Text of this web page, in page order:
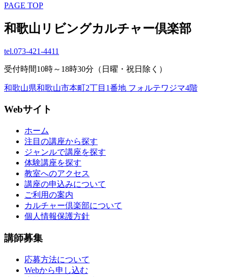
PAGE TOP
和歌山リビングカルチャー倶楽部
tel.073-421-4411
受付時間10時～18時30分（日曜・祝日除く）
和歌山県和歌山市本町2丁目1番地 フォルテワジマ4階
Webサイト
ホーム
注目の講座から探す
ジャンルで講座を探す
体験講座を探す
教室へのアクセス
講座の申込みについて
ご利用の案内
カルチャー倶楽部について
個人情報保護方針
講師募集
応募方法について
Webから申し込む